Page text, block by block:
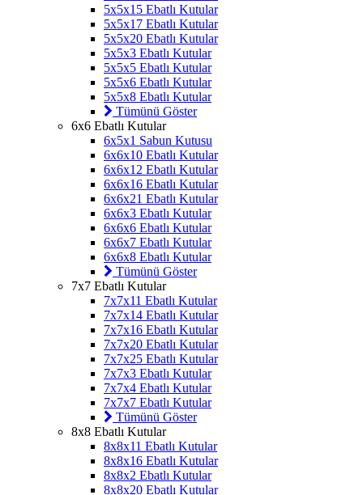
5x5x15 Ebatlı Kutular
5x5x17 Ebatlı Kutular
5x5x20 Ebatlı Kutular
5x5x3 Ebatlı Kutular
5x5x5 Ebatlı Kutular
5x5x6 Ebatlı Kutular
5x5x8 Ebatlı Kutular
Tümünü Göster
6x6 Ebatlı Kutular
6x5x1 Sabun Kutusu
6x6x10 Ebatlı Kutular
6x6x12 Ebatlı Kutular
6x6x16 Ebatlı Kutular
6x6x21 Ebatlı Kutular
6x6x3 Ebatlı Kutular
6x6x6 Ebatlı Kutular
6x6x7 Ebatlı Kutular
6x6x8 Ebatlı Kutular
Tümünü Göster
7x7 Ebatlı Kutular
7x7x11 Ebatlı Kutular
7x7x14 Ebatlı Kutular
7x7x16 Ebatlı Kutular
7x7x20 Ebatlı Kutular
7x7x25 Ebatlı Kutular
7x7x3 Ebatlı Kutular
7x7x4 Ebatlı Kutular
7x7x7 Ebatlı Kutular
Tümünü Göster
8x8 Ebatlı Kutular
8x8x11 Ebatlı Kutular
8x8x16 Ebatlı Kutular
8x8x2 Ebatlı Kutular
8x8x20 Ebatlı Kutular